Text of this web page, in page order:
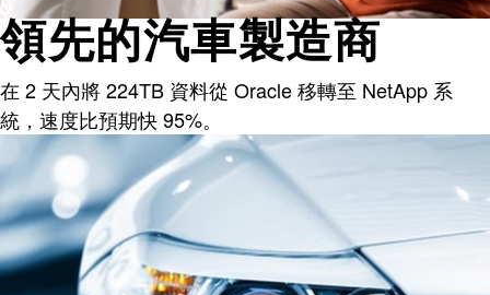
領先的汽車製造商
在 2 天內將 224TB 資料從 Oracle 移轉至 NetApp 系
統，速度比預期快 95%。